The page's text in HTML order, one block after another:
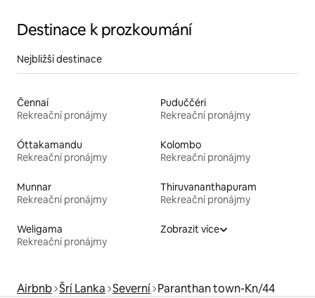
Destinace k prozkoumání
Nejbližší destinace
Čennaí
Rekreační pronájmy
Puduččéri
Rekreační pronájmy
Óttakamandu
Rekreační pronájmy
Kolombo
Rekreační pronájmy
Munnar
Rekreační pronájmy
Thiruvananthapuram
Rekreační pronájmy
Weligama
Rekreační pronájmy
Zobrazit více
Airbnb Šrí Lanka Severní Paranthan town-Kn/44